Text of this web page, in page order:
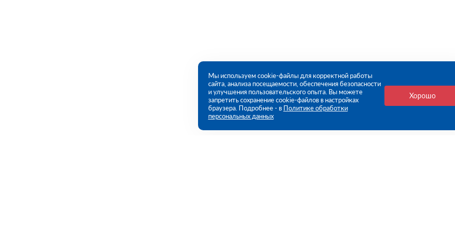
Мы используем cookie-файлы для корректной работы
сайта, анализа посещаемости, обеспечения безопасности
и улучшения пользовательского опыта. Вы можете
запретить сохранение cookie-файлов в настройках
браузера. Подробнее - в Политике обработки
персональных данных
Хорошо